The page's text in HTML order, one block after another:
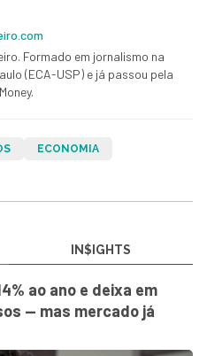
Formado em jornalismo na
(ECA-USP) e já passou pela
ECONOMIA
IN$IGHTS
ao ano e deixa em
— mas mercado já